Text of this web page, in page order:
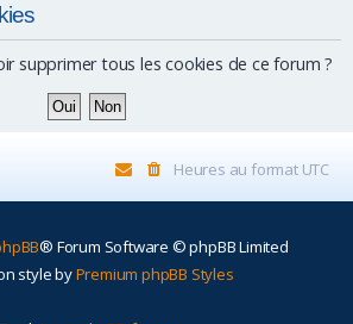
supprimer tous les cookies de ce forum ?
Heures au format UTC
® Forum Software © phpBB Limited
style byPremium phpBB Styles